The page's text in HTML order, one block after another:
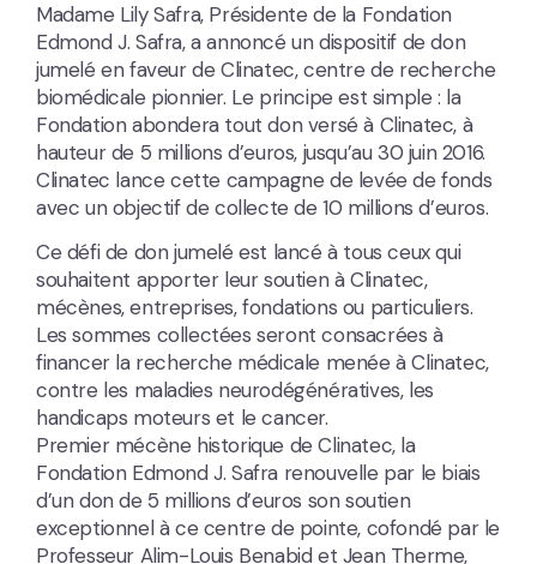
Madame Lily Safra, Présidente de la Fondation
Edmond J. Safra, a annoncé un dispositif de don
jumelé en faveur de Clinatec, centre de recherche
biomédicale pionnier. Le principe est simple : la
Fondation abondera tout don versé à Clinatec, à
hauteur de 5 millions d’euros, jusqu’au 30 juin 2016.
Clinatec lance cette campagne de levée de fonds
avec un objectif de collecte de 10 millions d’euros.
Ce défi de don jumelé est lancé à tous ceux qui
souhaitent apporter leur soutien à Clinatec,
mécènes, entreprises, fondations ou particuliers.
Les sommes collectées seront consacrées à
financer la recherche médicale menée à Clinatec,
contre les maladies neurodégénératives, les
handicaps moteurs et le cancer.
Premier mécène historique de Clinatec, la
Fondation Edmond J. Safra renouvelle par le biais
d’un don de 5 millions d’euros son soutien
exceptionnel à ce centre de pointe, cofondé par le
Professeur Alim-Louis Benabid et Jean Therme,